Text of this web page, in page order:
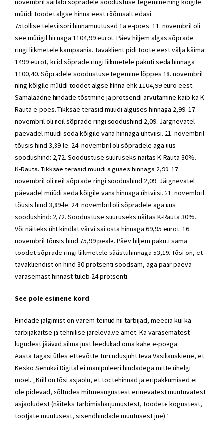
novembril sai läbi sõpradele soodustuse tegemine ning kõigile
müüdi toodet algse hinna eest rõõmsalt edasi.
75tollise televiisori hinnamuutused 1a e-poes. 11. novembril oli
see müügil hinnaga 1104,99 eurot. Päev hiljem algas sõprade
ringi liikmetele kampaania. Tavaklient pidi toote eest välja käima
1499 eurot, kuid sõprade ringi liikmetele pakuti seda hinnaga
1100,40. Sõpradele soodustuse tegemine lõppes 18. novembril
ning kõigile müüdi toodet algse hinna ehk 1104,99 euro eest.
Samalaadne hindade tõstmine ja protsendi arvutamine käib ka K-
Rauta e-poes. Tikksae terasid müüdi alguses hinnaga 2,99. 17.
novembril oli neil sõprade ringi soodushind 2,09. Järgnevatel
päevadel müüdi seda kõigile vana hinnaga ühtviisi. 21. novembril
tõusis hind 3,89-le. 24. novembril oli sõpradele aga uus
soodushind: 2,72. Soodustuse suuruseks näitas K-Rauta 30%.
K-Rauta. Tikksae terasid müüdi alguses hinnaga 2,99. 17.
novembril oli neil sõprade ringi soodushind 2,09. Järgnevatel
päevadel müüdi seda kõigile vana hinnaga ühtviisi. 21. novembril
tõusis hind 3,89-le. 24. novembril oli sõpradele aga uus
soodushind: 2,72. Soodustuse suuruseks näitas K-Rauta 30%.
Või näiteks üht kindlat värvi sai osta hinnaga 69,95 eurot. 16.
novembril tõusis hind 75,99 peale. Päev hiljem pakuti sama
toodet sõprade ringi liikmetele säästuhinnaga 53,19. Tõsi on, et
tavakliendist on hind 30 protsenti soodsam, aga paar päeva
varasemast hinnast tuleb 24 protsenti.
See pole esimene kord
Hindade jälgimist on varem teinud nii tarbijad, meedia kui ka
tarbijakaitse ja tehnilise järelevalve amet. Ka varasematest
lugudest jäävad silma just leedukad oma kahe e-poega.
Aasta tagasi ütles ettevõtte turundusjuht Ieva Vasiliauskiene, et
Kesko Senukai Digital ei manipuleeri hindadega mitte ühelgi
moel. „Küll on tõsi asjaolu, et tootehinnad ja eripakkumised ei
ole pidevad, sõltudes mitmesugustest erinevatest muutuvatest
asjaoludest (näiteks tarbimisharjumustest, toodete kogustest,
tootjate muutusest, sisendhindade muutusest jne).“